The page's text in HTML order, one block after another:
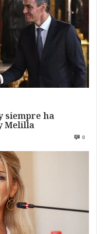
siempre ha
Melilla
0